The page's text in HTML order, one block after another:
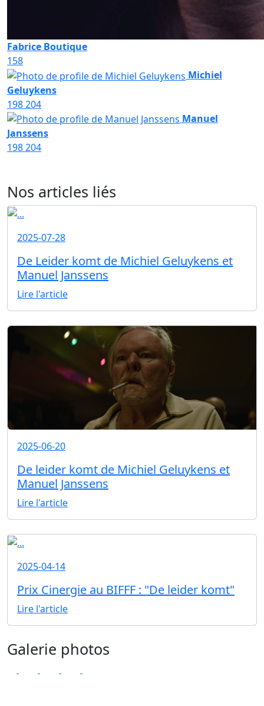
Fabrice Boutique
158
Michiel
Geluykens
198204
Manuel
Janssens
198204
Nos articles liés
2025-07-28
De Leider komt de Michiel Geluykens et
Manuel Janssens
Lire l'article
2025-06-20
De leider komt de Michiel Geluykens et
Manuel Janssens
Lire l'article
2025-04-14
Prix Cinergie au BIFFF : "De leider komt"
Lire l'article
Galerie photos